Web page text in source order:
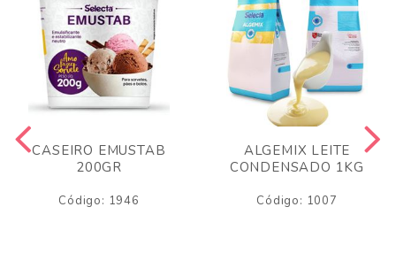
CASEIRO EMUSTAB
200GR
Código: 1946
ALGEMIX LEITE
CONDENSADO 1KG
Código: 1007